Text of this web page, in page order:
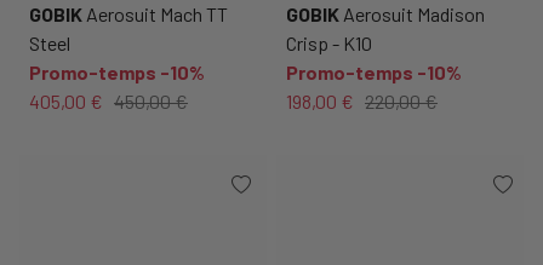
GOBIK Aerosuit Mach TT
Steel
Promo-temps -10%
405,00 € 450,00 €
GOBIK Aerosuit Madison
Crisp - K10
Promo-temps -10%
198,00 € 220,00 €